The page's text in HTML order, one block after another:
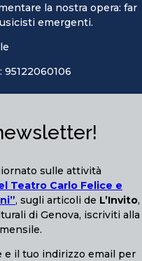
la nostra opera: far
emergenti.
: 95122060106
sulle attività
Teatro Carlo Felice e
, sugli articoli de L’Invito,
di Genova, iscriviti alla
e il tuo indirizzo email per